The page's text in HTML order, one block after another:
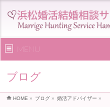
MENU
ブログ
HOME » ブログ » 婚活アドバイザー »